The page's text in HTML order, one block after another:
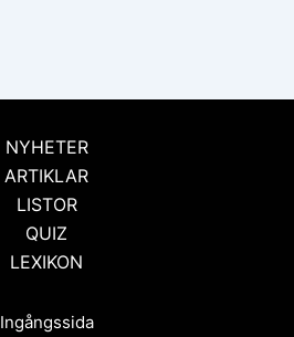
NYHETER
ARTIKLAR
LISTOR
QUIZ
LEXIKON
Ingångssida